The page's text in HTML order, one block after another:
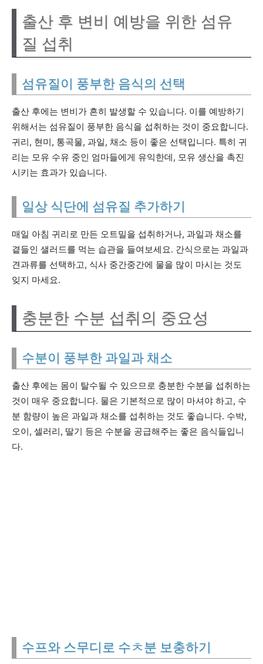
출산 후 변비 예방을 위한 섬유
질 섭취
섬유질이 풍부한 음식의 선택
출산 후에는 변비가 흔히 발생할 수 있습니다. 이를 예방하기
위해서는 섬유질이 풍부한 음식을 섭취하는 것이 중요합니다.
귀리, 현미, 통곡물, 과일, 채소 등이 좋은 선택입니다. 특히 귀
리는 모유 수유 중인 엄마들에게 유익한데, 모유 생산을 촉진
시키는 효과가 있습니다.
일상 식단에 섬유질 추가하기
매일 아침 귀리로 만든 오트밀을 섭취하거나, 과일과 채소를
곁들인 샐러드를 먹는 습관을 들여보세요. 간식으로는 과일과
견과류를 선택하고, 식사 중간중간에 물을 많이 마시는 것도
잊지 마세요.
충분한 수분 섭취의 중요성
수분이 풍부한 과일과 채소
출산 후에는 몸이 탈수될 수 있으므로 충분한 수분을 섭취하는
것이 매우 중요합니다. 물은 기본적으로 많이 마셔야 하고, 수
분 함량이 높은 과일과 채소를 섭취하는 것도 좋습니다. 수박,
오이, 셀러리, 딸기 등은 수분을 공급해주는 좋은 음식들입니
다.
수프와 스무디로 수ㅊ분 보충하기